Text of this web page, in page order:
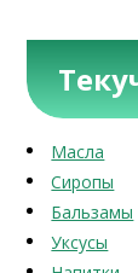
Масла
Сиропы
Бальзамы
Уксусы